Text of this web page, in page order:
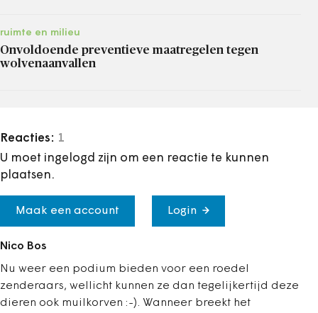
ruimte en milieu
Onvoldoende preventieve maatregelen tegen
wolvenaanvallen
Reacties: 1
U moet ingelogd zijn om een reactie te kunnen
plaatsen.
Maak een account Login
Nico Bos
Nu weer een podium bieden voor een roedel
zenderaars, wellicht kunnen ze dan tegelijkertijd deze
dieren ook muilkorven :-). Wanneer breekt het